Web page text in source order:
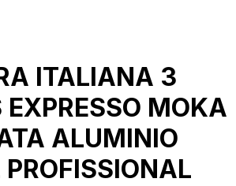
ITALIANA 3
MOKA
ALUMINIO